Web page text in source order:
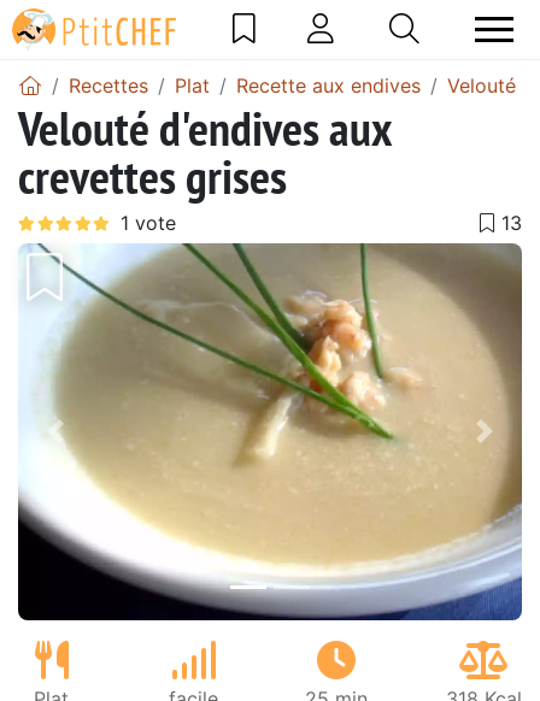
Recettes Plat Recette aux endives Velouté
Velouté d'endives aux
crevettes grises
Précédent